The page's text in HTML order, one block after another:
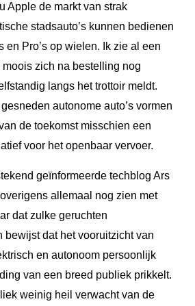
Apple de markt van strak
stadsauto’s kunnen bedienen
en Pro’s op wielen. Ik zie al een
zich na bestelling nog
langs het trottoir meldt.
autonome auto’s vormen
de toekomst misschien een
voor het openbaar vervoer.
geïnformeerde techblog Ars
allemaal nog zien met
dat zulke geruchten
bewijst dat het vooruitzicht van
en autonoom persoonlijk
van een breed publiek prikkelt.
weinig heil verwacht van de